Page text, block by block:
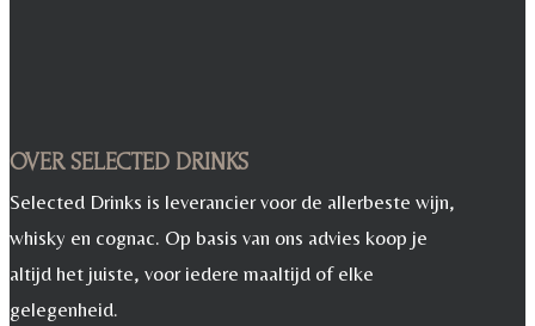
OVER SELECTED DRINKS
Selected Drinks is leverancier voor de allerbeste wijn,
whisky en cognac. Op basis van ons advies koop je
altijd het juiste, voor iedere maaltijd of elke
gelegenheid.